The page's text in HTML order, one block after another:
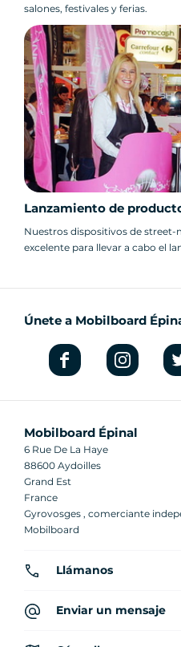
salones, festivales y ferias.
Lanzamiento de
Nuestros dispositivos de
excelente para llevar a cabo el
Únete a Mobilboard
Mobilboard Épinal
6 Rue De La Haye
88600 Aydoilles
Grand Est
France
Gyrovosges , comerciante
Mobilboard
Llámanos
Enviar un mensaje